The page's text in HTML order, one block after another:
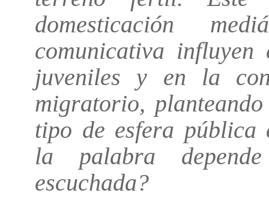
domesticación
comunicativa
juveniles y en la
migratorio,
tipo de esfera pública
la palabra
escuchada?